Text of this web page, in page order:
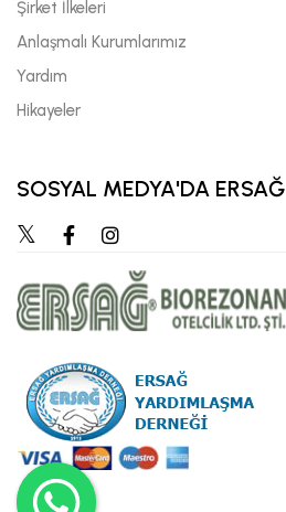
Şirket İlkeleri
Anlaşmalı Kurumlarımız
Yardım
Hikayeler
SOSYAL MEDYA'DA ERSAĞ